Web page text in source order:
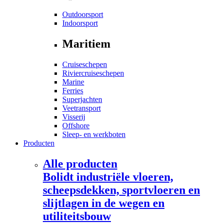
Outdoorsport
Indoorsport
Maritiem
Cruiseschepen
Riviercruiseschepen
Marine
Ferries
Superjachten
Veetransport
Visserij
Offshore
Sleep- en werkboten
Producten
Alle producten
Bolidt industriële vloeren,
scheepsdekken, sportvloeren en
slijtlagen in de wegen en
utiliteitsbouw